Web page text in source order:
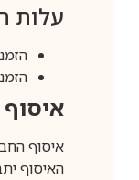
עלות
הזמנות עד
הזמנות
איסוף החבילה
האיסוף